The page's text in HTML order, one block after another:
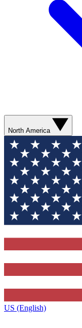
North America
US (English)